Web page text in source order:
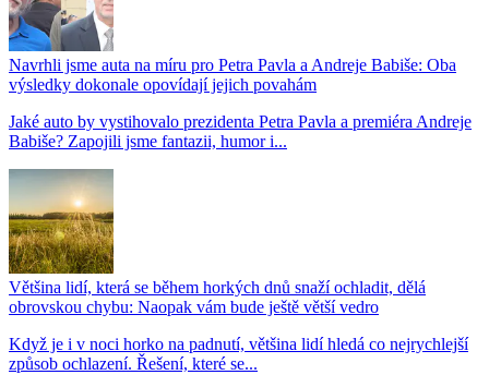
Navrhli jsme auta na míru pro Petra Pavla a Andreje Babiše: Oba
výsledky dokonale opovídají jejich povahám
Jaké auto by vystihovalo prezidenta Petra Pavla a premiéra Andreje
Babiše? Zapojili jsme fantazii, humor i...
Většina lidí, která se během horkých dnů snaží ochladit, dělá
obrovskou chybu: Naopak vám bude ještě větší vedro
Když je i v noci horko na padnutí, většina lidí hledá co nejrychlejší
způsob ochlazení. Řešení, které se...